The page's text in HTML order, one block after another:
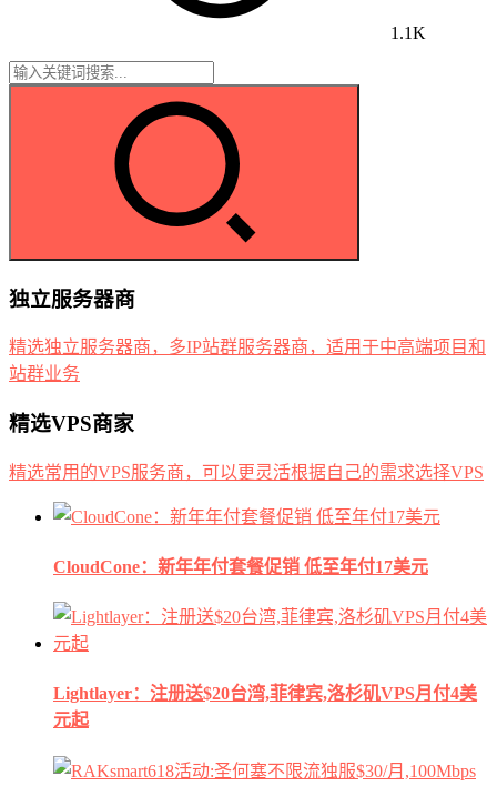
1.1K
独立服务器商
精选独立服务器商，多IP站群服务器商，适用于中高端项目和
站群业务
精选VPS商家
精选常用的VPS服务商，可以更灵活根据自己的需求选择VPS
CloudCone：新年年付套餐促销 低至年付17美元
Lightlayer：注册送$20台湾,菲律宾,洛杉矶VPS月付4美
元起